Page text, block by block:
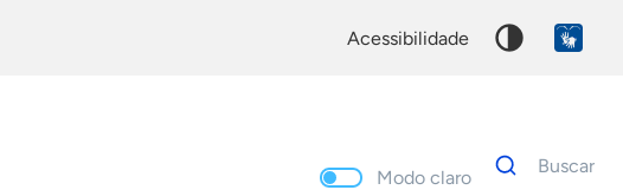
acessibilidade
Modo claro
Dados
para
Buscar